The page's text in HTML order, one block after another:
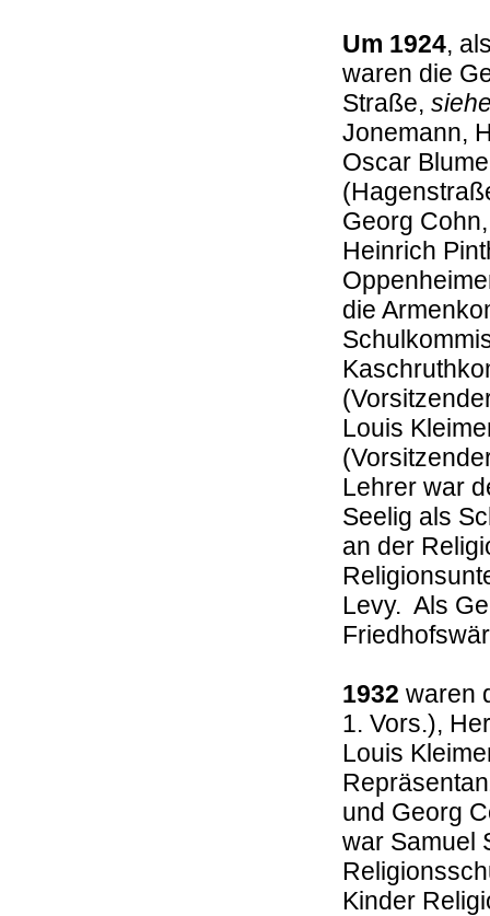
Um 1924,
waren die
Straße,
Jonemann,
Oscar
Georg
Heinrich
die
Louis
Lehrer war
Seelig als
an der
Levy. Als
1932 waren
1. Vors.),
Louis
und Georg
war Samuel
Kinder